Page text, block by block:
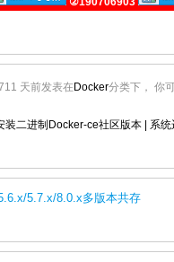
天前发表在 Docker分类下， 你
装二进制Docker-ce社区版本 | 系统
5.7.x/8.0.x多版本共存